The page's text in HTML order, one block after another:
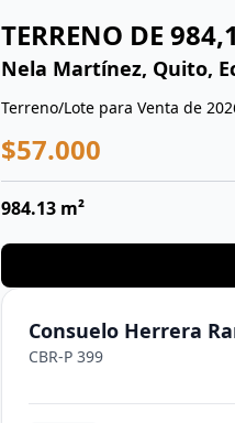
TERRENO DE
Nela Martínez, Quito,
Terreno/Lote para Venta de
$57.000
984.13 m²
Consuelo Herrera
CBR-P 399